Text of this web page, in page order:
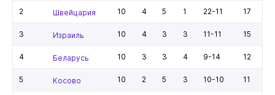
2 Швейцария 10 4 5 1 22-11 17
3 Израиль 10 4 3 3 11-11 15
4 Беларусь 10 3 3 4 9-14 12
5 Косово 10 2 5 3 10-10 11